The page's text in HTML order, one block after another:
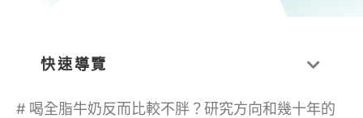
快速導覽
# 喝全脂牛奶反而比較不胖？研究方向和幾十年的